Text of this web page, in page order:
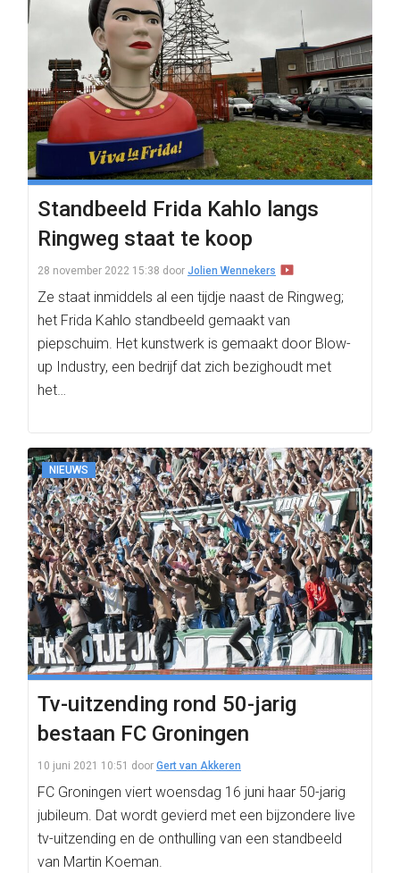
Standbeeld Frida Kahlo langs
Ringweg staat te koop
28 november 2022 15:38 door Jolien Wennekers
Ze staat inmiddels al een tijdje naast de Ringweg;
het Frida Kahlo standbeeld gemaakt van
piepschuim. Het kunstwerk is gemaakt door Blow-
up Industry, een bedrijf dat zich bezighoudt met
het…
NIEUWS
Tv-uitzending rond 50-jarig
bestaan FC Groningen
10 juni 2021 10:51 door Gert van Akkeren
FC Groningen viert woensdag 16 juni haar 50-jarig
jubileum. Dat wordt gevierd met een bijzondere live
tv-uitzending en de onthulling van een standbeeld
van Martin Koeman.